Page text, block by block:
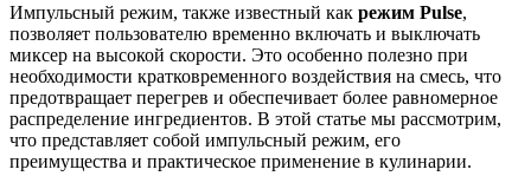
Импульсный режим, также известный как режим Pulse,
позволяет пользователю временно включать и выключать
миксер на высокой скорости. Это особенно полезно при
необходимости кратковременного воздействия на смесь, что
предотвращает перегрев и обеспечивает более равномерное
распределение ингредиентов. В этой статье мы рассмотрим,
что представляет собой импульсный режим, его
преимущества и практическое применение в кулинарии.